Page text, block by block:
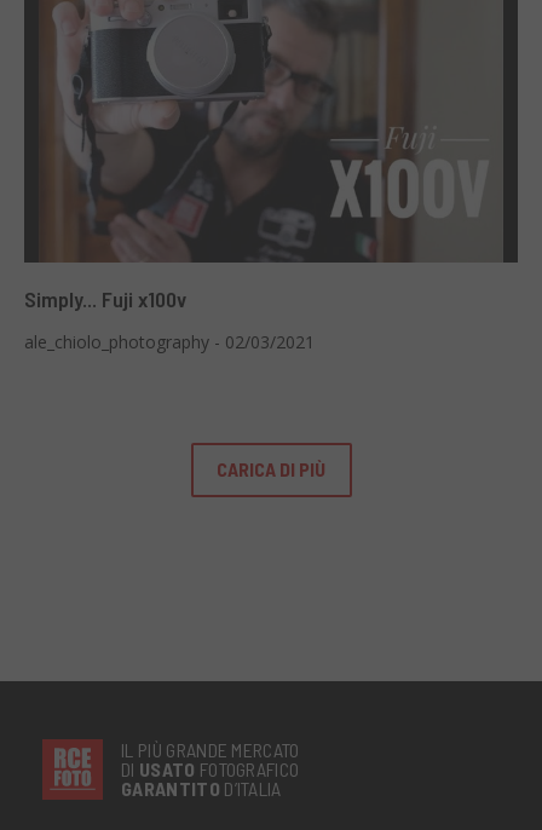
Simply... Fuji x100v
ale_chiolo_photography - 02/03/2021
CARICA DI PIÙ
IL PIÙ GRANDE MERCATO
DI USATO FOTOGRAFICO
GARANTITO D’ITALIA